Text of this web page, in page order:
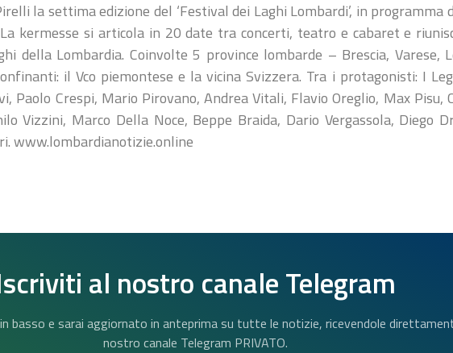
la settima edizione del ‘Festival dei Laghi Lombardi’, in programma
kermesse si articola in 20 date tra concerti, teatro e cabaret e
della Lombardia. Coinvolte 5 province lombarde – Brescia, Varese,
il Vco piemontese e la vicina Svizzera. Tra i protagonisti: I
Paolo Crespi, Mario Pirovano, Andrea Vitali, Flavio Oreglio, Max Pisu,
Vizzini, Marco Della Noce, Beppe Braida, Dario Vergassola, Diego
www.lombardianotizie.online
al nostro canale Telegram
basso e sarai aggiornato in anteprima su tutte le notizie, ricevendole
nostro canale Telegram PRIVATO.